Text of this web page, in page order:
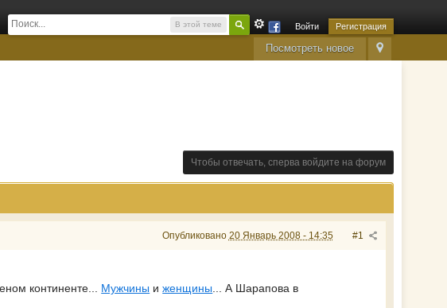
В этой теме Войти Регистрация
Посмотреть новое
Чтобы отвечать, сперва войдите на форум
#1
Опубликовано 20 Январь 2008 - 14:35
континенте... Мужчины иженщины ... А Шарапова в